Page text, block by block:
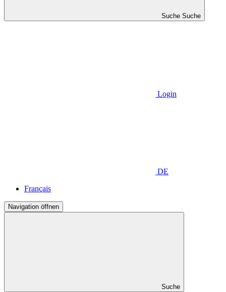
Suche Suche
Login
DE
Français
Navigation öffnen
Suche